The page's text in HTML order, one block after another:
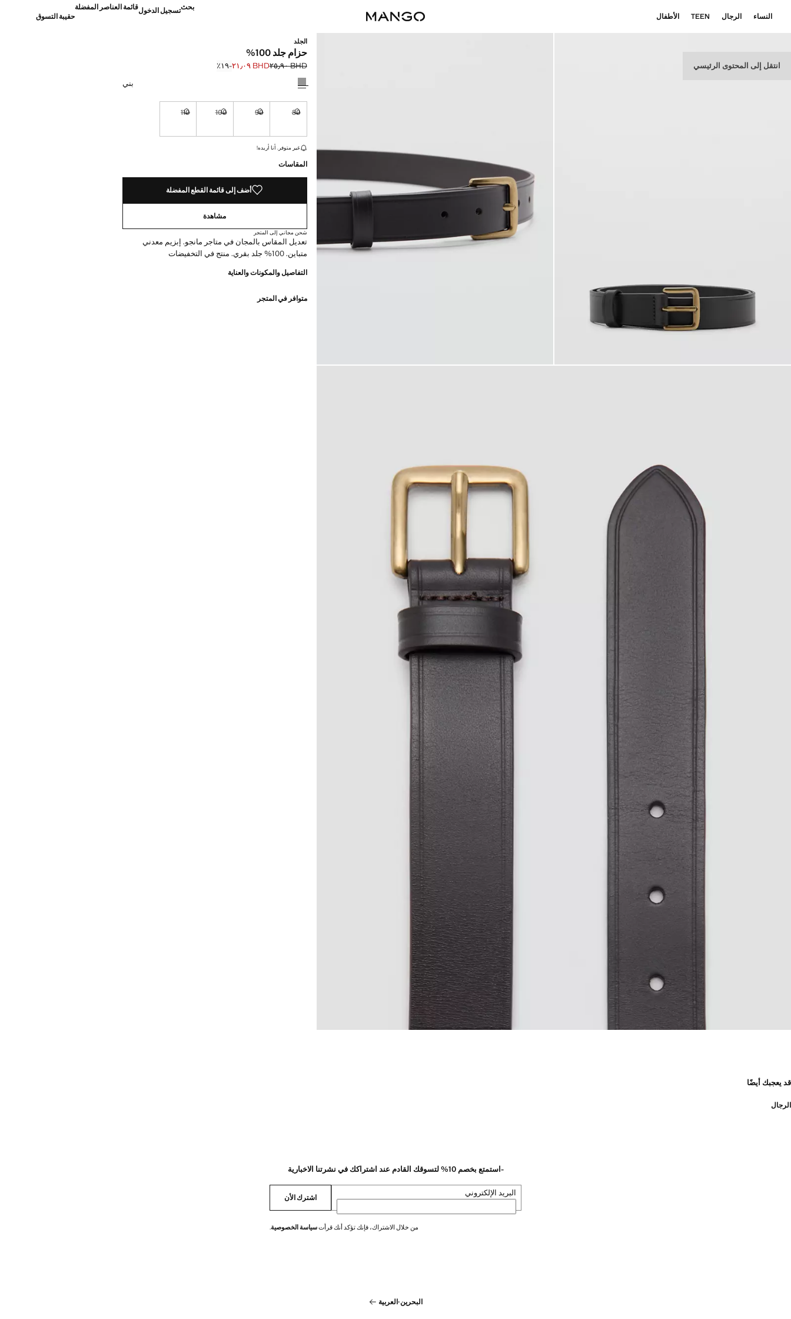
انتقل إلى المحتوى الرئيسي
النساء الرجال TEEN الأطفال
بحثتسجيل الدخولقائمة العناصر المفضلة
حقيبة التسوق
الجلد
حزام جلد 100%
السعر الأول محذوف [BHD ٢٥٫٩٠ ]
BHD ٢٥٫٩٠
السعر الحالي [BHD ٢١٫٠٩ ]BHD ٢١٫٠٩
؜-١٩٪؜
حدد اللون
بني
80
90
100
110
القطع الأخيرة!
غير متوفر. أنا أريده!
المقاسات
أضف إلى قائمة القطع المفضلة
مشاهدة
شحن مجاني إلى المتجر
تعديل المقاس بالمجان في متاجر مانجو. إبزيم معدني
متباين. 100% جلد بقري. منتج في التخفيضات
التفاصيل والمكونات والعناية
متوافر في المتجر
قد يعجبك أيضًا
الرجال
-استمتع بخصم 10% لتسوقك القادم عند اشتراكك في نشرتنا الاخبارية
البريد الإلكتروني اشترك الأن
من خلال الاشتراك، فإنك تؤكد أنك قرأتسياسة الخصوصية.
البحرين·العربية